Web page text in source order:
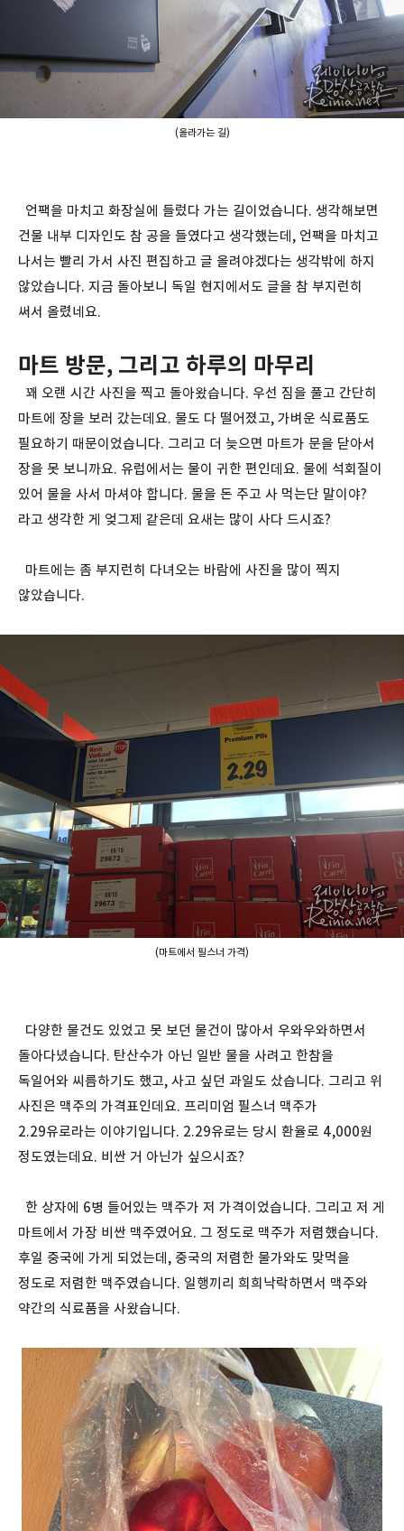
(올라가는 길)
언팩을 마치고 화장실에 들렀다 가는 길이었습니다. 생각해보면
건물 내부 디자인도 참 공을 들였다고 생각했는데, 언팩을 마치고
나서는 빨리 가서 사진 편집하고 글 올려야겠다는 생각밖에 하지
않았습니다. 지금 돌아보니 독일 현지에서도 글을 참 부지런히
써서 올렸네요.
마트 방문, 그리고 하루의 마무리
꽤 오랜 시간 사진을 찍고 돌아왔습니다. 우선 짐을 풀고 간단히
마트에 장을 보러 갔는데요. 물도 다 떨어졌고, 가벼운 식료품도
필요하기 때문이었습니다. 그리고 더 늦으면 마트가 문을 닫아서
장을 못 보니까요. 유럽에서는 물이 귀한 편인데요. 물에 석회질이
있어 물을 사서 마셔야 합니다. 물을 돈 주고 사 먹는단 말이야?
라고 생각한 게 엊그제 같은데 요새는 많이 사다 드시죠?
마트에는 좀 부지런히 다녀오는 바람에 사진을 많이 찍지
않았습니다.
(마트에서 필스너 가격)
다양한 물건도 있었고 못 보던 물건이 많아서 우와우와하면서
돌아다녔습니다. 탄산수가 아닌 일반 물을 사려고 한참을
독일어와 씨름하기도 했고, 사고 싶던 과일도 샀습니다. 그리고 위
사진은 맥주의 가격표인데요. 프리미엄 필스너 맥주가
2.29유로라는 이야기입니다. 2.29유로는 당시 환율로 4,000원
정도였는데요. 비싼 거 아닌가 싶으시죠?
한 상자에 6병 들어있는 맥주가 저 가격이었습니다. 그리고 저 게
마트에서 가장 비싼 맥주였어요. 그 정도로 맥주가 저렴했습니다.
후일 중국에 가게 되었는데, 중국의 저렴한 물가와도 맞먹을
정도로 저렴한 맥주였습니다. 일행끼리 희희낙락하면서 맥주와
약간의 식료품을 사왔습니다.